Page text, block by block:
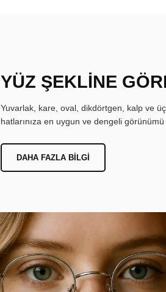
YÜZ ŞEKLİNE
Yuvarlak, kare, oval, dikdörtgen, kalp ve
hatlarınıza en uygun ve dengeli
DAHA FAZLA BILGI